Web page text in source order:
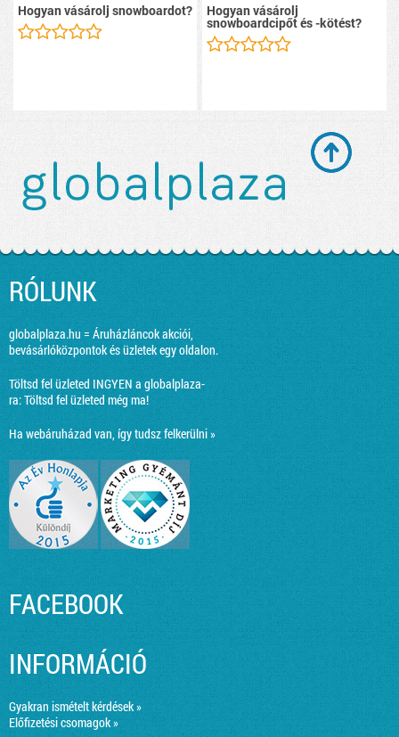
Hogyan vásárolj snowboardot? Hogyan vásárolj
snowboardcipőt és -kötést?
RÓLUNK
globalplaza.hu = Áruházláncok akciói,
bevásárlóközpontok és üzletek egy oldalon.
Töltsd fel üzleted INGYEN a globalplaza-
ra:Töltsd fel üzleted még ma!
Ha webáruházad van, így tudsz felkerülni »
FACEBOOK
INFORMÁCIÓ
Gyakran ismételt kérdések »
Előfizetési csomagok »